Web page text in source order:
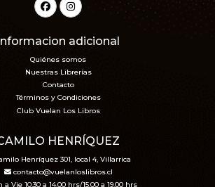
adicional
Quiénes somos
Nuestras Librerías
Contacto
Términos y Condiciones
Club Vuelan Los Libros
HENRÍQUEZ
Henríquez 301, local 4, Villarrica
contacto@vuelanloslibros.cl
Vie 10.30 a 14.00 hrs/15.00 a 19.00 hrs